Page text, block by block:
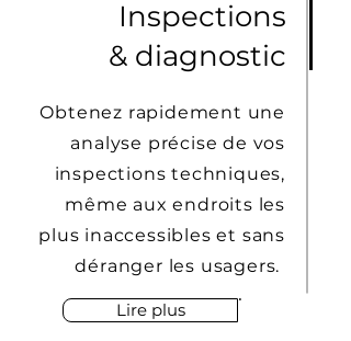
Inspections
& diagnostic
Obtenez rapidement une
analyse précise de vos
inspections techniques,
même aux endroits les
plus inaccessibles et sans
déranger les usagers.
Lire plus